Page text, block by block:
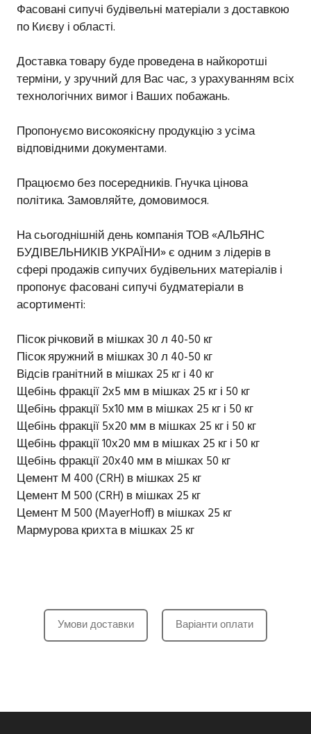
Фасовані сипучі будівельні матеріали з доставкою
по Києву і області.
Доставка товару буде проведена в найкоротші
терміни, у зручний для Вас час, з урахуванням всіх
технологічних вимог і Ваших побажань.
Пропонуємо високоякісну продукцію з усіма
відповідними документами.
Працюємо без посередників. Гнучка цінова
політика. Замовляйте, домовимося.
На сьогоднішній день компанія ТОВ «АЛЬЯНС
БУДІВЕЛЬНИКІВ УКРАЇНИ» є одним з лідерів в
сфері продажів сипучих будівельних матеріалів і
пропонує фасовані сипучі будматеріали в
асортименті:
Пісок річковий в мішках 30 л 40-50 кг
Пісок яружний в мішках 30 л 40-50 кг
Відсів гранітний в мішках 25 кг і 40 кг
Щебінь фракції 2х5 мм в мішках 25 кг і 50 кг
Щебінь фракції 5х10 мм в мішках 25 кг і 50 кг
Щебінь фракції 5х20 мм в мішках 25 кг і 50 кг
Щебінь фракції 10х20 мм в мішках 25 кг і 50 кг
Щебінь фракції 20х40 мм в мішках 50 кг
Цемент М 400 (CRH) в мішках 25 кг
Цемент М 500 (CRH) в мішках 25 кг
Цемент М 500 (MayerHoff) в мішках 25 кг
Мармурова крихта в мішках 25 кг
Умови доставки Варіанти оплати